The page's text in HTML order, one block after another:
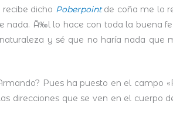
dicho Poberpointde coña me lo
nada. Ã‰l lo hace con toda la buena
y sé que no haría nada que
Pues ha puesto en el campo
direcciones que se ven en el cuerpo